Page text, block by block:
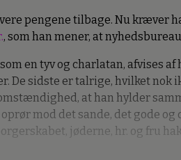
pengene tilbage. Nu kræver
, som han mener, at
en tyv og charlatan, afvises af
De sidste er talrige, hvilket nok
at han hylder
mod det sande, det gode og
jøderne, hr. og fru